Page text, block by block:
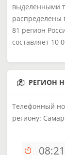
выделенными
распределены
81 регион
составляет 10
РЕГИОН
Телефонный
региону:
08:21